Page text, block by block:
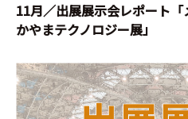
11月／出展展示会レポート
かやまテクノロジー展」